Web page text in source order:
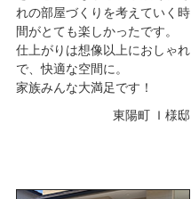
れの部屋づくりを考えていく時
間がとても楽しかったです。
仕上がりは想像以上におしゃれ
で、快適な空間に。
家族みんな大満足です！
東陽町 Ｉ様邸